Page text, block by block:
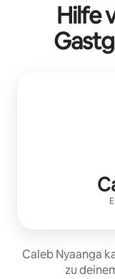
Hilfe
Caleb Nyaanga
zu